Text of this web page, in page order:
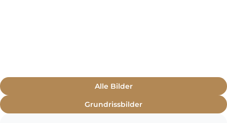
Alle Bilder
Grundrissbilder